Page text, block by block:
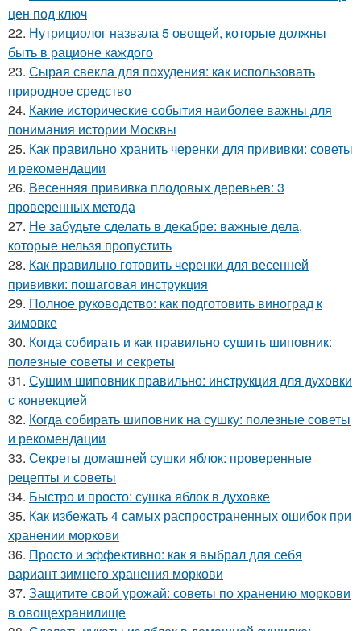
цен под ключ
22. Нутрициолог назвала 5 овощей, которые должны
быть в рационе каждого
23. Сырая свекла для похудения: как использовать
природное средство
24. Какие исторические события наиболее важны для
понимания истории Москвы
25. Как правильно хранить черенки для прививки: советы
и рекомендации
26. Весенняя прививка плодовых деревьев: 3
проверенных метода
27. Не забудьте сделать в декабре: важные дела,
которые нельзя пропустить
28. Как правильно готовить черенки для весенней
прививки: пошаговая инструкция
29. Полное руководство: как подготовить виноград к
зимовке
30. Когда собирать и как правильно сушить шиповник:
полезные советы и секреты
31. Сушим шиповник правильно: инструкция для духовки
с конвекцией
32. Когда собирать шиповник на сушку: полезные советы
и рекомендации
33. Секреты домашней сушки яблок: проверенные
рецепты и советы
34. Быстро и просто: сушка яблок в духовке
35. Как избежать 4 самых распространенных ошибок при
хранении моркови
36. Просто и эффективно: как я выбрал для себя
вариант зимнего хранения моркови
37. Защитите свой урожай: советы по хранению моркови
в овощехранилище